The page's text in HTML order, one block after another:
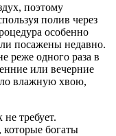
поэтому
полив через
особенно
посажены недавно.
реже одного раза в
или вечерние
влажную хвою,
требует.
богаты